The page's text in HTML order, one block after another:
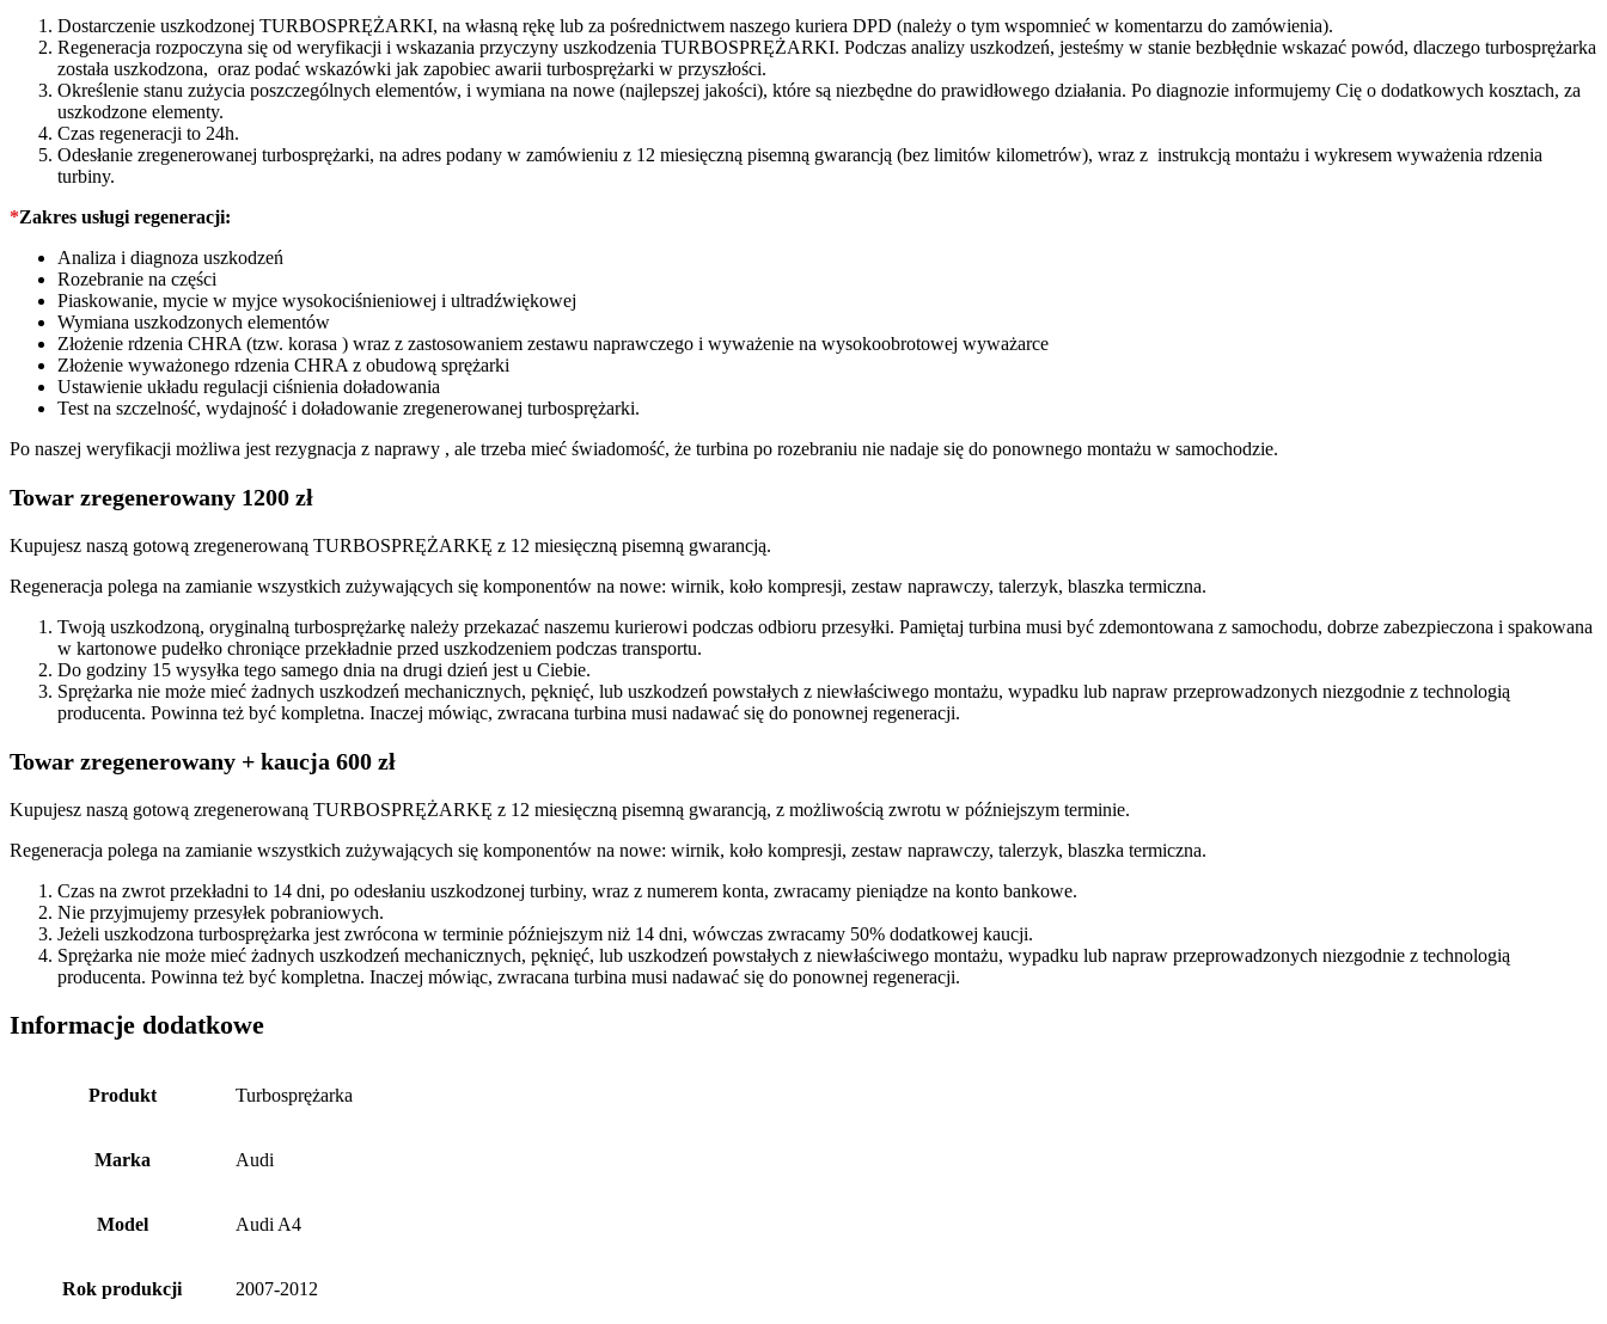
Dostarczenie uszkodzonej TURBOSPRĘŻARKI, na własną rękę lub za pośrednictwem naszego kuriera DPD (należy o tym wspomnieć w komentarzu do zamówienia).
Regeneracja rozpoczyna się od weryfikacji i wskazania przyczyny uszkodzenia TURBOSPRĘŻARKI. Podczas analizy uszkodzeń, jesteśmy w stanie bezbłędnie wskazać powód, dlaczego turbosprężarka
została uszkodzona, oraz podać wskazówki jak zapobiec awarii turbosprężarki w przyszłości.
Określenie stanu zużycia poszczególnych elementów, i wymiana na nowe (najlepszej jakości), które są niezbędne do prawidłowego działania. Po diagnozie informujemy Cię o dodatkowych kosztach, za
uszkodzone elementy.
Czas regeneracji to 24h.
Odesłanie zregenerowanej turbosprężarki, na adres podany w zamówieniu z 12 miesięczną pisemną gwarancją (bez limitów kilometrów), wraz z instrukcją montażu i wykresem wyważenia rdzenia
turbiny.
*Zakres usługi regeneracji:
Analiza i diagnoza uszkodzeń
Rozebranie na części
Piaskowanie, mycie w myjce wysokociśnieniowej i ultradźwiękowej
Wymiana uszkodzonych elementów
Złożenie rdzenia CHRA (tzw. korasa ) wraz z zastosowaniem zestawu naprawczego i wyważenie na wysokoobrotowej wyważarce
Złożenie wyważonego rdzenia CHRA z obudową sprężarki
Ustawienie układu regulacji ciśnienia doładowania
Test na szczelność, wydajność i doładowanie zregenerowanej turbosprężarki.
Po naszej weryfikacji możliwa jest rezygnacja z naprawy , ale trzeba mieć świadomość, że turbina po rozebraniu nie nadaje się do ponownego montażu w samochodzie.
Towar zregenerowany 1200 zł
Kupujesz naszą gotową zregenerowaną TURBOSPRĘŻARKĘ z 12 miesięczną pisemną gwarancją.
Regeneracja polega na zamianie wszystkich zużywających się komponentów na nowe: wirnik, koło kompresji, zestaw naprawczy, talerzyk, blaszka termiczna.
Twoją uszkodzoną, oryginalną turbosprężarkę należy przekazać naszemu kurierowi podczas odbioru przesyłki. Pamiętaj turbina musi być zdemontowana z samochodu, dobrze zabezpieczona i spakowana
w kartonowe pudełko chroniące przekładnie przed uszkodzeniem podczas transportu.
Do godziny 15 wysyłka tego samego dnia na drugi dzień jest u Ciebie.
Sprężarka nie może mieć żadnych uszkodzeń mechanicznych, pęknięć, lub uszkodzeń powstałych z niewłaściwego montażu, wypadku lub napraw przeprowadzonych niezgodnie z technologią
producenta. Powinna też być kompletna. Inaczej mówiąc, zwracana turbina musi nadawać się do ponownej regeneracji.
Towar zregenerowany + kaucja 600 zł
Kupujesz naszą gotową zregenerowaną TURBOSPRĘŻARKĘ z 12 miesięczną pisemną gwarancją, z możliwością zwrotu w późniejszym terminie.
Regeneracja polega na zamianie wszystkich zużywających się komponentów na nowe: wirnik, koło kompresji, zestaw naprawczy, talerzyk, blaszka termiczna.
Czas na zwrot przekładni to 14 dni, po odesłaniu uszkodzonej turbiny, wraz z numerem konta, zwracamy pieniądze na konto bankowe.
Nie przyjmujemy przesyłek pobraniowych.
Jeżeli uszkodzona turbosprężarka jest zwrócona w terminie późniejszym niż 14 dni, wówczas zwracamy 50% dodatkowej kaucji.
Sprężarka nie może mieć żadnych uszkodzeń mechanicznych, pęknięć, lub uszkodzeń powstałych z niewłaściwego montażu, wypadku lub napraw przeprowadzonych niezgodnie z technologią
producenta. Powinna też być kompletna. Inaczej mówiąc, zwracana turbina musi nadawać się do ponownej regeneracji.
Informacje dodatkowe
Produkt Turbosprężarka
Marka Audi
Model Audi A4
Rok produkcji 2007-2012